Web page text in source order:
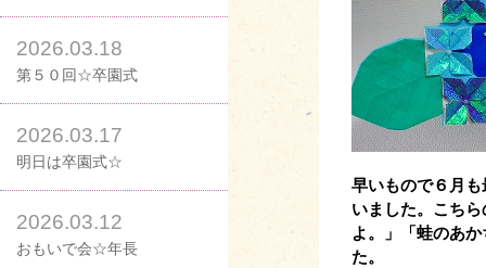
2026.03.18
第５０回☆卒園式
2026.03.17
明日は卒園式☆
2026.03.12
おもいで会☆年長
早いもので６月
いました。こち
よ。」「蛙のあ
た。